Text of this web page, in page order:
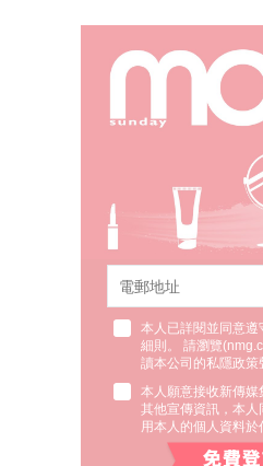
本人已詳閱並同意遵
細則。 請瀏覽(
讀本公司的私隱政策
本人願意接收新傳媒
其他宣傳資訊，本人
用本人的個人資料於